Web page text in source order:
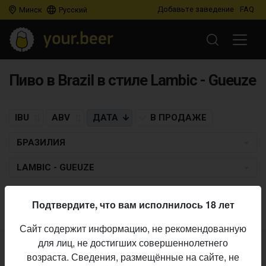
Минск Русский Добавьте заведение FAQ
Пиво в Brazil в стиле Lambic - Gueuze
IBU ABV ДАТА В ПРОДАЖЕ
БРАЗИЛИЯ
LAMBIC - GUEUZE
Не нашли ваш бар или магазин в каталоге?
Подтвердите, что вам исполнилось 18 лет
Сайт содержит информацию, не рекомендованную
для лиц, не достигших совершеннолетнего
возраста. Сведения, размещённые на сайте, не